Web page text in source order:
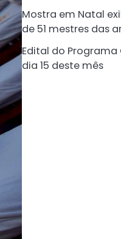
Mostra em Natal
de 51 mestres das
Edital do
dia 15 deste mês